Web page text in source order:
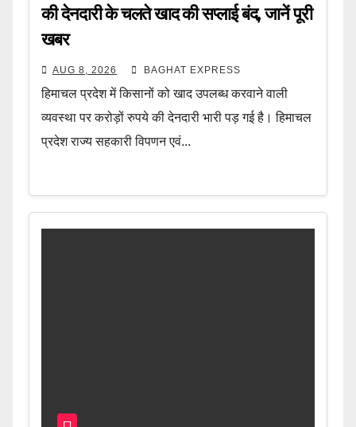
की देनदारी के चलते खाद की सप्लाई बंद, जानें पूरी
खबर
AUG 8, 2026 BAGHAT EXPRESS
हिमाचल प्रदेश में किसानों को खाद उपलब्ध करवाने वाली
व्यवस्था पर करोड़ों रुपये की देनदारी भारी पड़ गई है। हिमाचल
प्रदेश राज्य सहकारी विपणन एवं...